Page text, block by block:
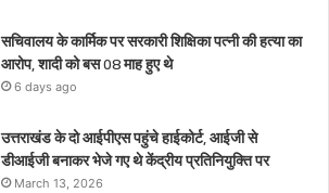
सचिवालय के कार्मिक पर सरकारी शिक्षिका पत्नी की हत्या का
आरोप, शादी को बस 08 माह हुए थे
6 days ago
उत्तराखंड के दो आईपीएस पहुंचे हाईकोर्ट, आईजी से
डीआईजी बनाकर भेजे गए थे केंद्रीय प्रतिनियुक्ति पर
March 13, 2026